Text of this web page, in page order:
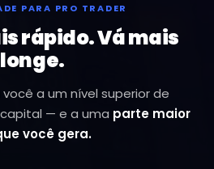
PARA PRO TRADER
rápido. Vá mais
longe.
você a um nível superior de
— e a uma parte maior
você gera.